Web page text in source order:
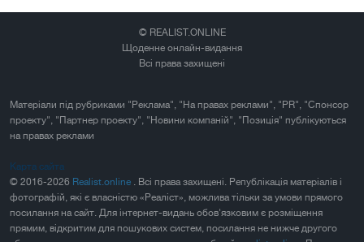
© REALIST.ONLINE
Щоденне онлайн-видання
Всі права захищені
Матеріали під рубриками "Реклама", "На правах реклами", "PR", "Спонсор
проекту", "Партнер проекту", "Новини компаній", "Позиція" публікуються
на правах реклами
Карта сайта
© 2016-2026 Realist.online . Всі права захищені. Републікація матеріалів і
фотографій, які є власністю «Реаліст», можлива тільки за умови прямого
посилання на сайт. Для інтернет-видань обов'язковим є розміщення
прямим, відкритим для пошукових систем, посилання не нижче другого